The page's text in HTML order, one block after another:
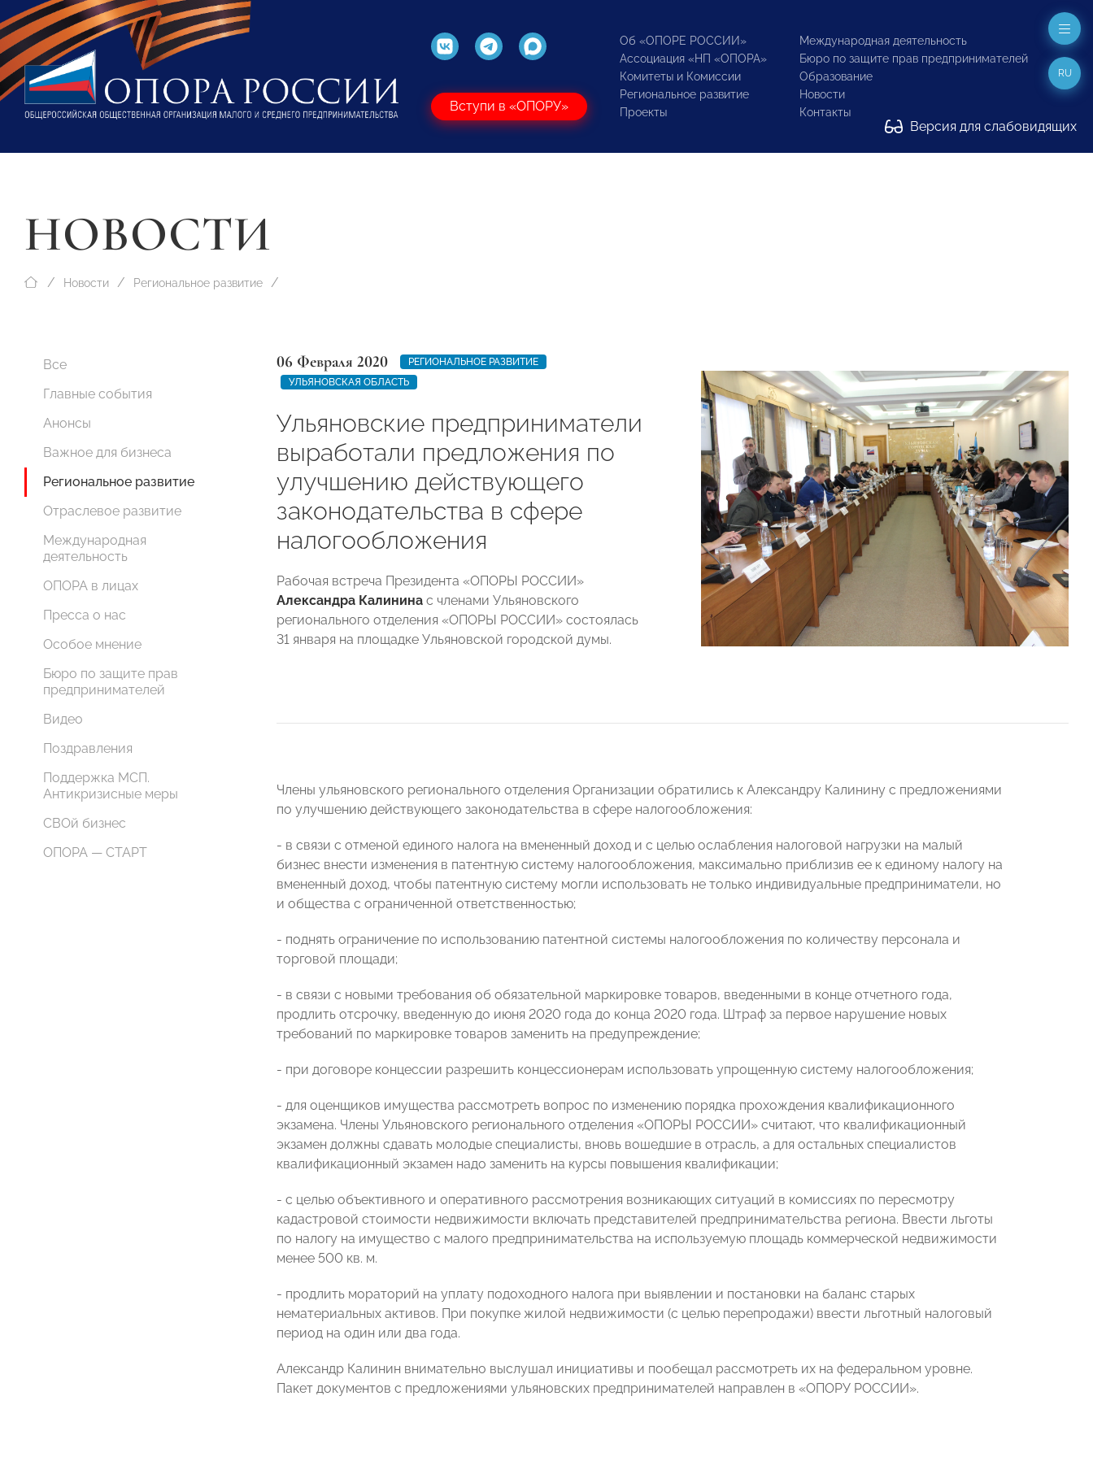
Вступи в «ОПОРУ»
Об «ОПОРЕ РОССИИ»
Ассоциация «НП «ОПОРА»
Комитеты и Комиссии
Региональное развитие
Проекты
Международная деятельность
Бюро по защите прав предпринимателей
Образование
Новости
Контакты
Версия для слабовидящих
RU
НОВОСТИ
Новости Региональное развитие
Все
Главные события
Анонсы
Важное для бизнеса
Региональное развитие
Отраслевое развитие
Международная
деятельность
ОПОРА в лицах
Пресса о нас
Особое мнение
Бюро по защите прав
предпринимателей
Видео
Поздравления
Поддержка МСП.
Антикризисные меры
СВОй бизнес
ОПОРА — СТАРТ
06 Февраля 2020
РЕГИОНАЛЬНОЕ РАЗВИТИЕ
УЛЬЯНОВСКАЯ ОБЛАСТЬ
Ульяновские предприниматели
выработали предложения по
улучшению действующего
законодательства в сфере
налогообложения
Рабочая встреча Президента «ОПОРЫ РОССИИ»
Александра Калинина с членами Ульяновского
регионального отделения «ОПОРЫ РОССИИ» состоялась
31 января на площадке Ульяновской городской думы.
Члены ульяновского регионального отделения Организации обратились к Александру Калинину с предложениями
по улучшению действующего законодательства в сфере налогообложения:
- в связи с отменой единого налога на вмененный доход и с целью ослабления налоговой нагрузки на малый
бизнес внести изменения в патентную систему налогообложения, максимально приблизив ее к единому налогу на
вмененный доход, чтобы патентную систему могли использовать не только индивидуальные предприниматели, но
и общества с ограниченной ответственностью;
- поднять ограничение по использованию патентной системы налогообложения по количеству персонала и
торговой площади;
- в связи с новыми требования об обязательной маркировке товаров, введенными в конце отчетного года,
продлить отсрочку, введенную до июня 2020 года до конца 2020 года. Штраф за первое нарушение новых
требований по маркировке товаров заменить на предупреждение;
- при договоре концессии разрешить концессионерам использовать упрощенную систему налогообложения;
- для оценщиков имущества рассмотреть вопрос по изменению порядка прохождения квалификационного
экзамена. Члены Ульяновского регионального отделения «ОПОРЫ РОССИИ» считают, что квалификационный
экзамен должны сдавать молодые специалисты, вновь вошедшие в отрасль, а для остальных специалистов
квалификационный экзамен надо заменить на курсы повышения квалификации;
- с целью объективного и оперативного рассмотрения возникающих ситуаций в комиссиях по пересмотру
кадастровой стоимости недвижимости включать представителей предпринимательства региона. Ввести льготы
по налогу на имущество с малого предпринимательства на используемую площадь коммерческой недвижимости
менее 500 кв. м.
- продлить мораторий на уплату подоходного налога при выявлении и постановки на баланс старых
нематериальных активов. При покупке жилой недвижимости (с целью перепродажи) ввести льготный налоговый
период на один или два года.
Александр Калинин внимательно выслушал инициативы и пообещал рассмотреть их на федеральном уровне.
Пакет документов с предложениями ульяновских предпринимателей направлен в «ОПОРУ РОССИИ».